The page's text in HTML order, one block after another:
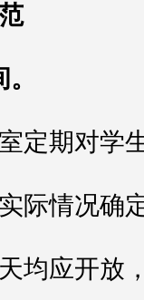
定期对学
际情况确
均应开放